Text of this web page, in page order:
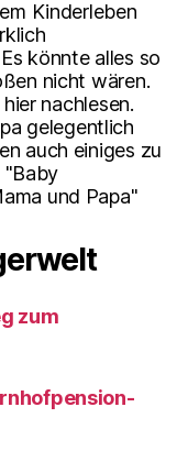
Kinderleben
könnte alles so
nicht wären.
nachlesen.
gelegentlich
auch einiges zu
"Baby
und Papa"
zum